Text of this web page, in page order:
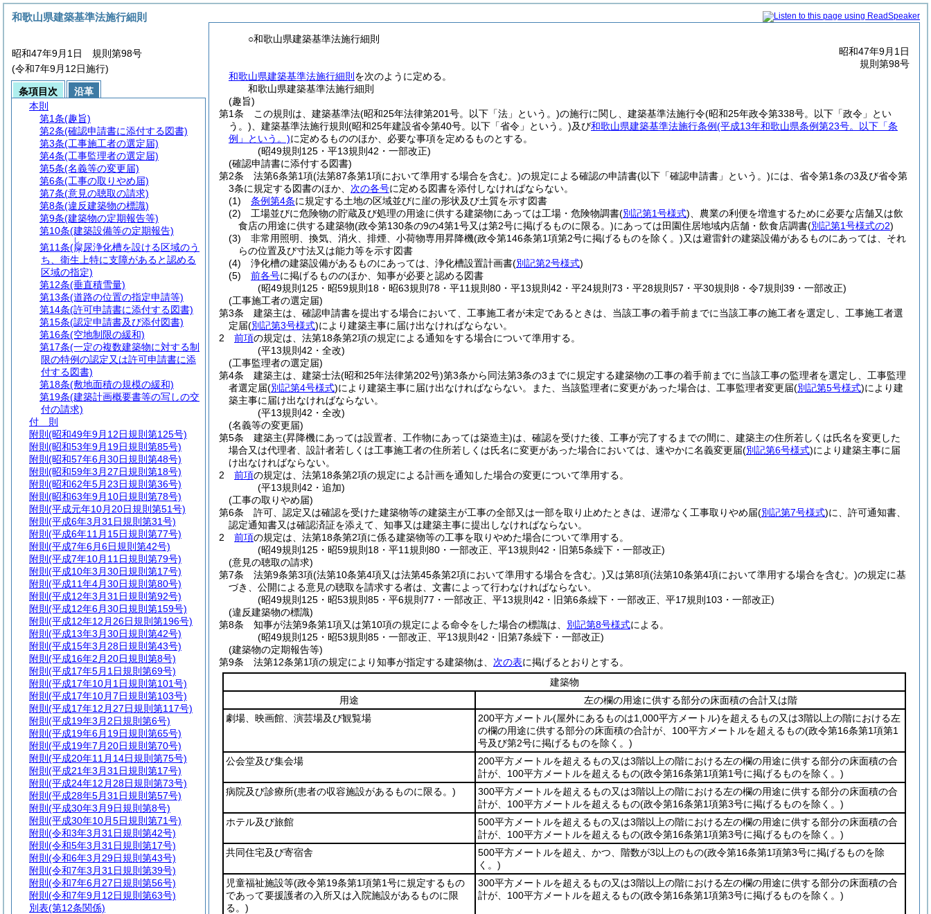
○和歌山県建築基準法施行細則
昭和47年9月1日
規則第98号
和歌山県建築基準法施行細則 を次のように定める。
和歌山県建築基準法施行細則
(趣旨)
第1条
この規則は、建築基準法(昭和25年法律第201号。以下「法」という。)の施行に関し、建築基準法施行令(昭和25年政令第338号。以下「政令」とい
う。) 、建築基準法施行規則 (昭和25年建設省令第40号。以下「省令」という。)及び和歌山県建築基準法施行条例(平成13年和歌山県条例第23号。以下「条
例」という。)に定めるもののほか、必要な事項を定めるものとする。
(昭49規則125・平13規則42・一部改正)
(確認申請書に添付する図書)
第2条
法第6条第1項(法第87条第1項において準用する場合を含む。)の規定による確認の申請書(以下「確認申請書」という。)には、省令第1条の3及び省令第
3条に規定する図書のほか、 次の各号に定める図書を添付しなければならない。
(1)
条例第4条に規定する土地の区域並びに崖の形状及び土質を示す図書
(2)
工場並びに危険物の貯蔵及び処理の用途に供する建築物にあっては工場・危険物調書(別記第1号様式) 、農業の利便を増進するために必要な店舗又は飲
食店の用途に供する建築物(政令第130条の9の4第1号又は第2号に掲げるものに限る。)にあっては田園住居地域内店舗・飲食店調書(別記第1号様式の2)
(3)
非常用照明、換気、消火、排煙、小荷物専用昇降機(政令第146条第1項第2号に掲げるものを除く。)又は避雷針の建築設備があるものにあっては、それ
らの位置及び寸法又は能力等を示す図書
(4)
浄化槽の建築設備があるものにあっては、浄化槽設置計画書(別記第2号様式)
(5)
前各号に掲げるもののほか、知事が必要と認める図書
(昭49規則125・昭59規則18・昭63規則78・平11規則80・平13規則42・平24規則73・平28規則57・平30規則8・令7規則39・一部改正)
(工事施工者の選定届)
第3条
建築主は、確認申請書を提出する場合において、工事施工者が未定であるときは、当該工事の着手前までに当該工事の施工者を選定し、工事施工者選
定届(別記第3号様式)により建築主事に届け出なければならない。
2
前項の規定は、法第18条第2項の規定による通知をする場合について準用する。
(平13規則42・全改)
(工事監理者の選定届)
第4条
建築主は、建築士法(昭和25年法律第202号)第3条から同法第3条の3までに規定する建築物の工事の着手前までに当該工事の監理者を選定し、工事監理
者選定届(別記第4号様式)により建築主事に届け出なければならない。 また、当該監理者に変更があった場合は、工事監理者変更届(別記第5号様式)により建
築主事に届け出なければならない。
(平13規則42・全改)
(名義等の変更届)
第5条
建築主(昇降機にあっては設置者、工作物にあっては築造主)は、確認を受けた後、工事が完了するまでの間に、建築主の住所若しくは氏名を変更した
場合又は代理者、設計者若しくは工事施工者の住所若しくは氏名に変更があった場合においては、速やかに名義変更届(別記第6号様式)により建築主事に届
け出なければならない。
2
前項の規定は、法第18条第2項の規定による計画を通知した場合の変更について準用する。
(平13規則42・追加)
(工事の取りやめ届)
第6条
許可、認定又は確認を受けた建築物等の建築主が工事の全部又は一部を取り止めたときは、遅滞なく工事取りやめ届(別記第7号様式)に、許可通知書、
認定通知書又は確認済証を添えて、知事又は建築主事に提出しなければならない。
2
前項の規定は、法第18条第2項に係る建築物等の工事を取りやめた場合について準用する。
(昭49規則125・昭59規則18・平11規則80・一部改正、平13規則42・旧第5条繰下・一部改正)
(意見の聴取の請求)
第7条
法第9条第3項(法第10条第4項又は法第45条第2項において準用する場合を含む。)又は第8項(法第10条第4項において準用する場合を含む。)の規定に基
づき、公開による意見の聴取を請求する者は、文書によって行わなければならない。
(昭49規則125・昭53規則85・平6規則77・一部改正、平13規則42・旧第6条繰下・一部改正、平17規則103・一部改正)
(違反建築物の標識)
第8条
知事が法第9条第1項又は第10項の規定による命令をした場合の標識は、 別記第8号様式による。
(昭49規則125・昭53規則85・一部改正、平13規則42・旧第7条繰下・一部改正)
(建築物の定期報告等)
第9条
法第12条第1項の規定により知事が指定する建築物は、 次の表に掲げるとおりとする。
建築物
用途
左の欄の用途に供する部分の床面積の合計又は階
劇場、映画館、演芸場及び観覧場
200平方メートル(屋外にあるものは1,000平方メートル)を超えるもの又は3階以上の階における左
の欄の用途に供する部分の床面積の合計が、100平方メートルを超えるもの(政令第16条第1項第1
号及び第2号に掲げるものを除く。)
公会堂及び集会場
200平方メートルを超えるもの又は3階以上の階における左の欄の用途に供する部分の床面積の合
計が、100平方メートルを超えるもの(政令第16条第1項第1号に掲げるものを除く。)
病院及び診療所(患者の収容施設があるものに限る。)
300平方メートルを超えるもの又は3階以上の階における左の欄の用途に供する部分の床面積の合
計が、100平方メートルを超えるもの(政令第16条第1項第3号に掲げるものを除く。)
ホテル及び旅館
500平方メートルを超えるもの又は3階以上の階における左の欄の用途に供する部分の床面積の合
計が、100平方メートルを超えるもの(政令第16条第1項第3号に掲げるものを除く。)
共同住宅及び寄宿舎
500平方メートルを超え、かつ、階数が3以上のもの(政令第16条第1項第3号に掲げるものを除
く。)
児童福祉施設等(政令第19条第1項第1号に規定するもの
であって要援護者の入所又は入院施設があるものに限
る。)
300平方メートルを超えるもの又は3階以上の階における左の欄の用途に供する部分の床面積の合
計が、100平方メートルを超えるもの(政令第16条第1項第3号に掲げるものを除く。)
和歌山県建築基準法施行細則
昭和47年9月1日 規則第98号
(令和7年9月12日施行)
条項目次
沿革
本則
第1条(趣旨)
第2条(確認申請書に添付する図書)
第3条(工事施工者の選定届)
第4条(工事監理者の選定届)
第5条(名義等の変更届)
第6条(工事の取りやめ届)
第7条(意見の聴取の請求)
第8条(違反建築物の標識)
第9条(建築物の定期報告等)
第10条(建築設備等の定期報告)
第11条(屎
し
尿浄化槽を設ける区域のう
ち、衛生上特に支障があると認める
区域の指定)
第12条(垂直積雪量)
第13条(道路の位置の指定申請等)
第14条(許可申請書に添付する図書)
第15条(認定申請書及び添付図書)
第16条(空地制限の緩和)
第17条(一定の複数建築物に対する制
限の特例の認定又は許可申請書に添
付する図書)
第18条(敷地面積の規模の緩和)
第19条(建築計画概要書等の写しの交
付の請求)
付 則
附則 (昭和49年9月12日規則第125号)
附則 (昭和53年9月19日規則第85号)
附則 (昭和57年6月30日規則第48号)
附則 (昭和59年3月27日規則第18号)
附則 (昭和62年5月23日規則第36号)
附則 (昭和63年9月10日規則第78号)
附則 (平成元年10月20日規則第51号)
附則 (平成6年3月31日規則第31号)
附則 (平成6年11月15日規則第77号)
附則 (平成7年6月6日規則第42号)
附則 (平成7年10月11日規則第79号)
附則 (平成10年3月30日規則第17号)
附則 (平成11年4月30日規則第80号)
附則 (平成12年3月31日規則第92号)
附則 (平成12年6月30日規則第159号)
附則 (平成12年12月26日規則第196号)
附則 (平成13年3月30日規則第42号)
附則 (平成15年3月28日規則第43号)
附則 (平成16年2月20日規則第8号)
附則 (平成17年5月1日規則第69号)
附則 (平成17年10月1日規則第101号)
附則 (平成17年10月7日規則第103号)
附則 (平成17年12月27日規則第117号)
附則 (平成19年3月2日規則第6号)
附則 (平成19年6月19日規則第65号)
附則 (平成19年7月20日規則第70号)
附則 (平成20年11月14日規則第75号)
附則 (平成21年3月31日規則第17号)
附則 (平成24年12月28日規則第73号)
附則 (平成28年5月31日規則第57号)
附則 (平成30年3月9日規則第8号)
附則 (平成30年10月5日規則第71号)
附則 (令和3年3月31日規則第42号)
附則 (令和5年3月31日規則第17号)
附則 (令和6年3月29日規則第43号)
附則 (令和7年3月31日規則第39号)
附則 (令和7年6月27日規則第56号)
附則 (令和7年9月12日規則第63号)
別表(第12条関係)